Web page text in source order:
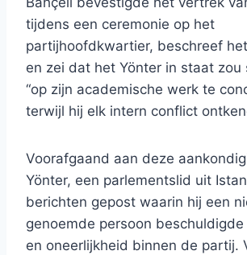
tijdens een ceremonie op het
partijhoofdkwartier, beschreef
en zei dat het Yönter in staat zou
“op zijn academische werk te
terwijl hij elk intern conflict
Voorafgaand aan deze
Yönter, een parlementslid uit
berichten gepost waarin hij een
genoemde persoon
en oneerlijkheid binnen de partij.